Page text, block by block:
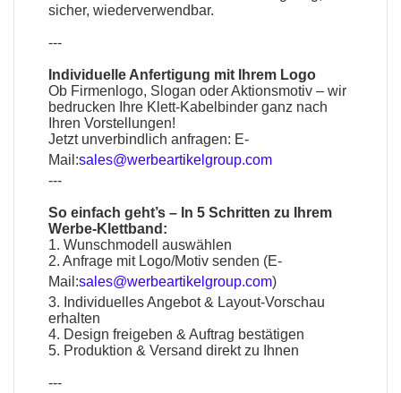
sicher, wiederverwendbar.
---
Individuelle Anfertigung mit Ihrem Logo
Ob Firmenlogo, Slogan oder Aktionsmotiv – wir
bedrucken Ihre Klett-Kabelbinder ganz nach
Ihren Vorstellungen!
Jetzt unverbindlich anfragen: E-
Mail:sales@werbeartikelgroup.com
---
So einfach geht’s – In 5 Schritten zu Ihrem
Werbe-Klettband:
1. Wunschmodell auswählen
2. Anfrage mit Logo/Motiv senden (E-
Mail:sales@werbeartikelgroup.com)
3. Individuelles Angebot & Layout-Vorschau
erhalten
4. Design freigeben & Auftrag bestätigen
5. Produktion & Versand direkt zu Ihnen
---